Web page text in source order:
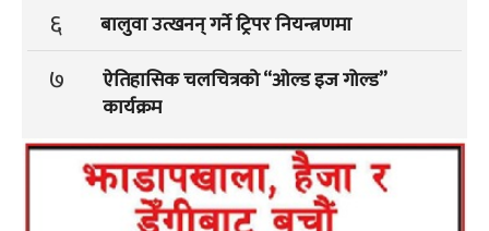
६ बालुवा उत्खनन् गर्ने ट्रिपर नियन्त्रणमा
७
ऐतिहासिक चलचित्रको “ओल्ड इज गोल्ड”
कार्यक्रम